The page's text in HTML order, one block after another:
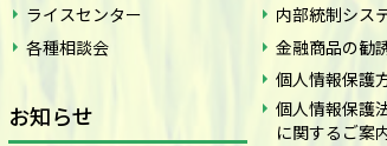
ライスセンター
各種相談会
お知らせ
内部統制シス
金融商品の勧
個人情報保護
個人情報保護
に関するご案